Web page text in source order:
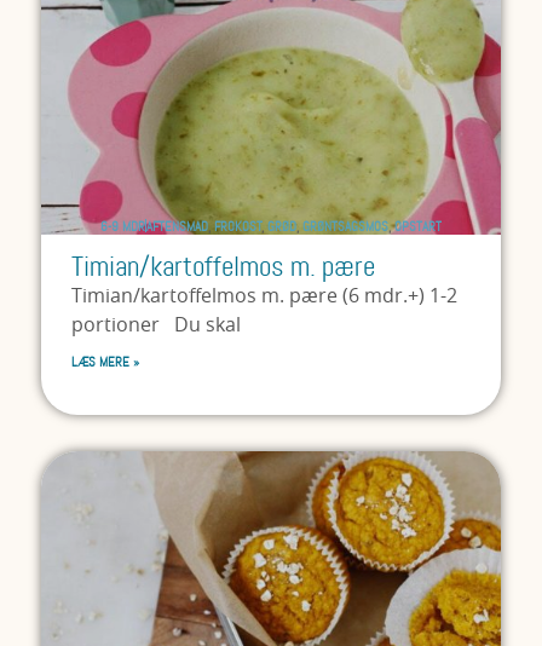
6-9 MDRAFTENSMAD, FROKOST, GRØD, GRØNTSAGSMOS,OPSTART
Timian/kartoffelmos m. pære
Timian/kartoffelmos m. pære (6 mdr.+) 1-2
portioner Du skal
LÆS MERE »